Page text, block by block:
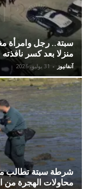
سبتة.. رجل وامرأة
منزلا بعد كسر نافذته
آنفانيوز - 31 يوليو، 2026
شرطة سبتة تطالب
محاولات الهجرة من